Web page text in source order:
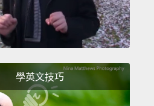
空鍋子、刷一刷，奇蹟出
a half cup white or
rubbing alcohol in a
學英文技巧